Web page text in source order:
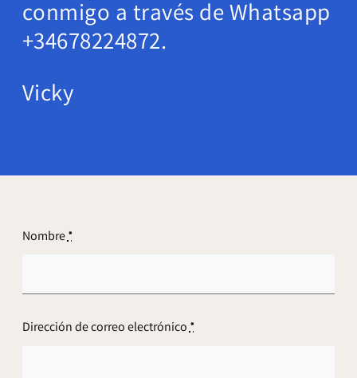
conmigo a través de Whatsapp
+34678224872.
Vicky
Nombre*
Dirección de correo electrónico*